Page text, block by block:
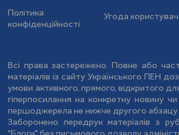
Політика
конфіденційності
Угода
Всі права застережено. Повне або
матеріалів із сайту Українського ПЕН
умови активного, прямого, відкритого
гіперпосилання на конкретну новину
першоджерела не нижче другого абзацу
Заборонено передрук матеріалів з